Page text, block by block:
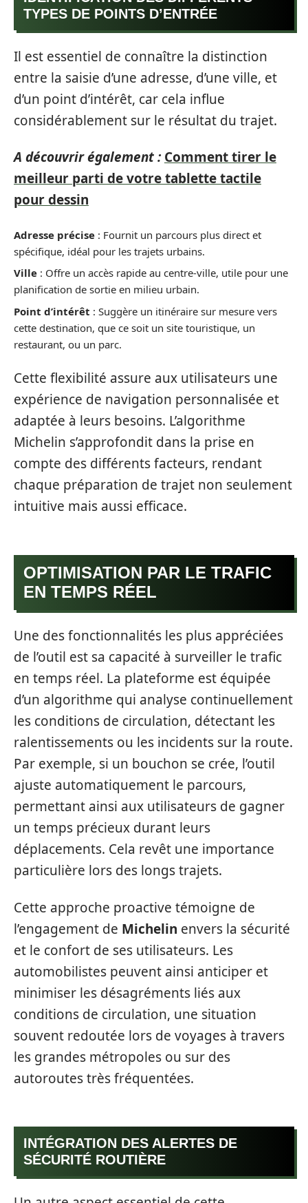
TYPES DE POINTS D’ENTRÉE
Il est essentiel de connaître la distinction
entre la saisie d’une adresse, d’une ville, et
d’un point d’intérêt, car cela influe
considérablement sur le résultat du trajet.
A découvrir également : Comment tirer le
meilleur parti de votre tablette tactile
pour dessin
Adresse précise : Fournit un parcours plus direct et
spécifique, idéal pour les trajets urbains.
Ville : Offre un accès rapide au centre-ville, utile pour une
planification de sortie en milieu urbain.
Point d’intérêt : Suggère un itinéraire sur mesure vers
cette destination, que ce soit un site touristique, un
restaurant, ou un parc.
Cette flexibilité assure aux utilisateurs une
expérience de navigation personnalisée et
adaptée à leurs besoins. L’algorithme
Michelin s’approfondit dans la prise en
compte des différents facteurs, rendant
chaque préparation de trajet non seulement
intuitive mais aussi efficace.
OPTIMISATION PAR LE TRAFIC
EN TEMPS RÉEL
Une des fonctionnalités les plus appréciées
de l’outil est sa capacité à surveiller le trafic
en temps réel. La plateforme est équipée
d’un algorithme qui analyse continuellement
les conditions de circulation, détectant les
ralentissements ou les incidents sur la route.
Par exemple, si un bouchon se crée, l’outil
ajuste automatiquement le parcours,
permettant ainsi aux utilisateurs de gagner
un temps précieux durant leurs
déplacements. Cela revêt une importance
particulière lors des longs trajets.
Cette approche proactive témoigne de
l’engagement de Michelin envers la sécurité
et le confort de ses utilisateurs. Les
automobilistes peuvent ainsi anticiper et
minimiser les désagréments liés aux
conditions de circulation, une situation
souvent redoutée lors de voyages à travers
les grandes métropoles ou sur des
autoroutes très fréquentées.
INTÉGRATION DES ALERTES DE
SÉCURITÉ ROUTIÈRE